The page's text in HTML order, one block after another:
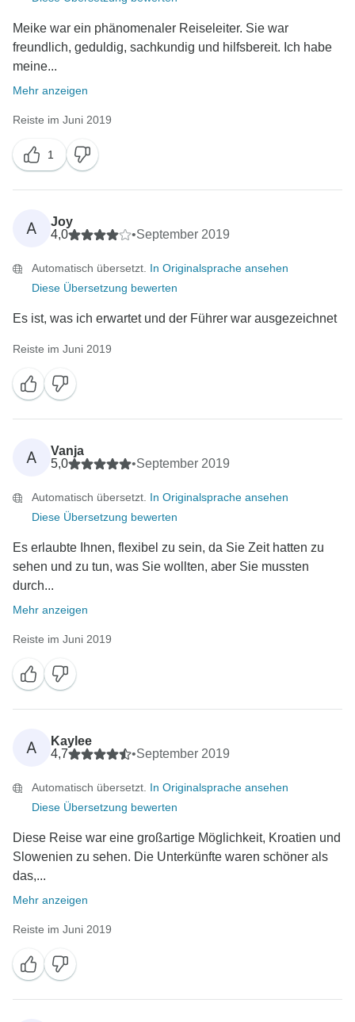
Meike war ein phänomenaler Reiseleiter. Sie war
freundlich, geduldig, sachkundig und hilfsbereit. Ich habe
meine...
Mehr anzeigen
Reiste im Juni 2019
1
A
Joy
4,0
•September 2019
Automatisch übersetzt. In Originalsprache ansehen
Diese Übersetzung bewerten
Es ist, was ich erwartet und der Führer war ausgezeichnet
Reiste im Juni 2019
A
Vanja
5,0
•September 2019
Automatisch übersetzt. In Originalsprache ansehen
Diese Übersetzung bewerten
Es erlaubte Ihnen, flexibel zu sein, da Sie Zeit hatten zu
sehen und zu tun, was Sie wollten, aber Sie mussten
durch...
Mehr anzeigen
Reiste im Juni 2019
A
Kaylee
4,7
•September 2019
Automatisch übersetzt. In Originalsprache ansehen
Diese Übersetzung bewerten
Diese Reise war eine großartige Möglichkeit, Kroatien und
Slowenien zu sehen. Die Unterkünfte waren schöner als
das,...
Mehr anzeigen
Reiste im Juni 2019